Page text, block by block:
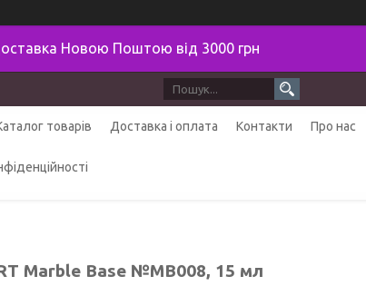
Новою Поштою від 3000 грн
товарів Доставка і оплата Контакти Про нас
Marble Base №MB008, 15 мл